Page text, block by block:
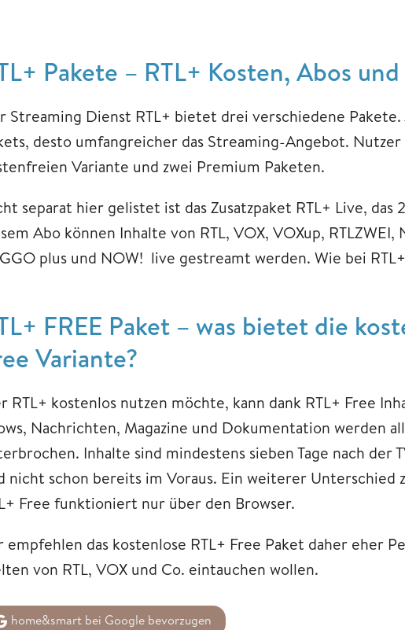
Pakete – RTL+ Kosten, Abos
Streaming Dienst RTL+ bietet drei verschiedene Pakete.
desto umfangreicher das Streaming-Angebot.
Variante und zwei Premium Paketen.
separat hier gelistet ist das Zusatzpaket RTL+ Live,
Abo können Inhalte von RTL, VOX, VOXup, RTLZWEI,
plus und NOW! live gestreamt werden. Wie bei
FREE Paket – was bietet die
Variante?
RTL+ kostenlos nutzen möchte, kann dank RTL+ Free
Nachrichten, Magazine und Dokumentation werden
Inhalte sind mindestens sieben Tage nach der
nicht schon bereits im Voraus. Ein weiterer Unterschied
Free funktioniert nur über den Browser.
empfehlen das kostenlose RTL+ Free Paket daher eher
von RTL, VOX und Co. eintauchen wollen.
home&smart bei Google bevorzugen